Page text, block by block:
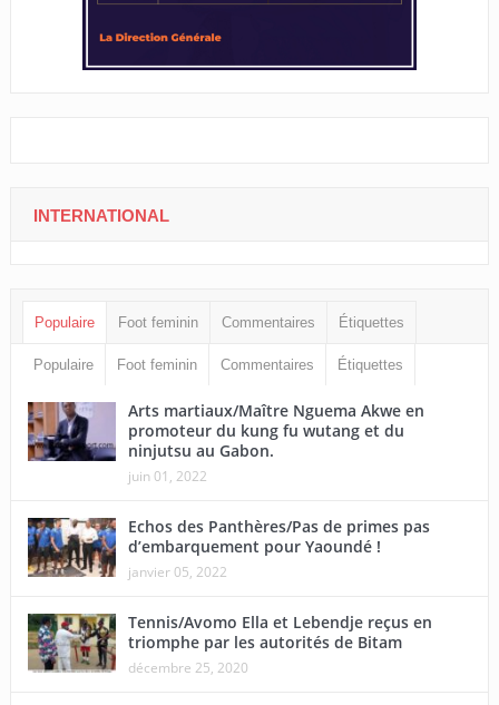
INTERNATIONAL
Populaire Foot feminin Commentaires Étiquettes
Populaire Foot feminin Commentaires Étiquettes
Arts martiaux/Maître Nguema Akwe en
promoteur du kung fu wutang et du
ninjutsu au Gabon.
juin 01, 2022
Echos des Panthères/Pas de primes pas
d’embarquement pour Yaoundé !
janvier 05, 2022
Tennis/Avomo Ella et Lebendje reçus en
triomphe par les autorités de Bitam
décembre 25, 2020